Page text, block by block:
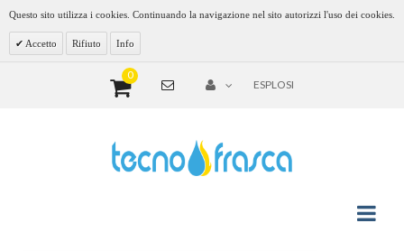
Questo sito utilizza i cookies. Continuando la navigazione nel sito autorizzi l'uso dei cookies.
Accetto Rifiuto Info
0
ESPLOSI